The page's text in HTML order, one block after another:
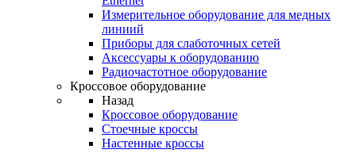
Измерительное оборудование для медных
линиий
Приборы для слаботочных сетей
Аксессуары к оборудованию
Радиочастотное оборудование
Кроссовое оборудование
Назад
Кроссовое оборудование
Стоечные кроссы
Настенные кроссы